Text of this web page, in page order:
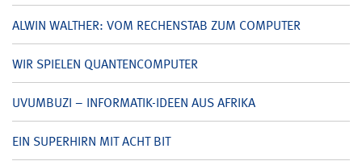
ALWIN WALTHER: VOM RECHENSTAB ZUM COMPUTER
WIR SPIELEN QUANTENCOMPUTER
UVUMBUZI – INFORMATIK-IDEEN AUS AFRIKA
EIN SUPERHIRN MIT ACHT BIT